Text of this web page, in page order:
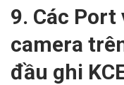
9. Các Port
camera
đầu ghi